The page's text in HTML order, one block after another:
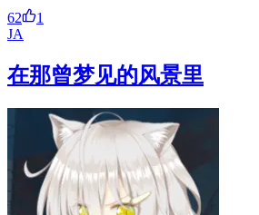
62
1
JA
在那曾梦见的风景里